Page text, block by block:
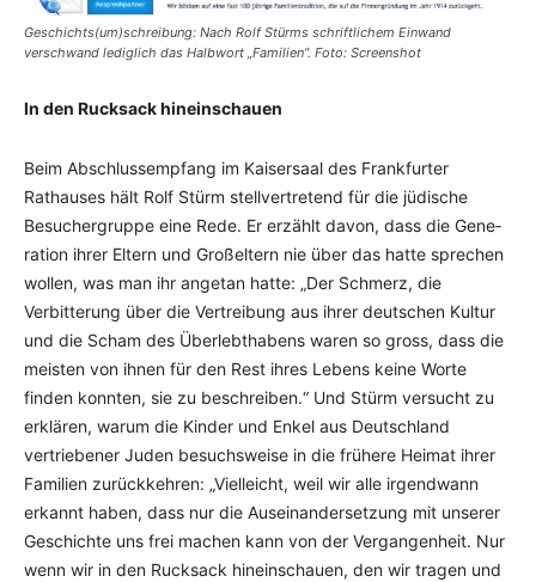
Geschichts(um)schreibung: Nach Rolf Stürms schriftlichem Einwand
verschwand lediglich das Halbwort „Familien“. Foto: Screenshot
In den Rucksack hineinschauen
Beim Abschlussempfang im Kaisersaal des Frankfurter
Rathauses hält Rolf Stürm stell­ver­tretend für die jüdische
Besuchergruppe eine Rede. Er erzählt davon, dass die Gene­
ration ihrer Eltern und Großeltern nie über das hatte sprechen
wollen, was man ihr an­getan hatte: „Der Schmerz, die
Verbitterung über die Vertreibung aus ihrer deutschen Kultur
und die Scham des Überlebthabens waren so gross, dass die
meisten von ihnen für den Rest ihres Lebens keine Worte
finden konnten, sie zu beschreiben.“ Und Stürm versucht zu
erklären, warum die Kinder und Enkel aus Deutsch­land
vertriebener Juden be­suchs­weise in die frühere Heimat ihrer
Familien zurückkehren: „Vielleicht, weil wir alle irgend­wann
erkannt haben, dass nur die Auseinander­set­zung mit unserer
Geschich­te uns frei machen kann von der Vergangenheit. Nur
wenn wir in den Rucksack hinein­schauen, den wir tragen und